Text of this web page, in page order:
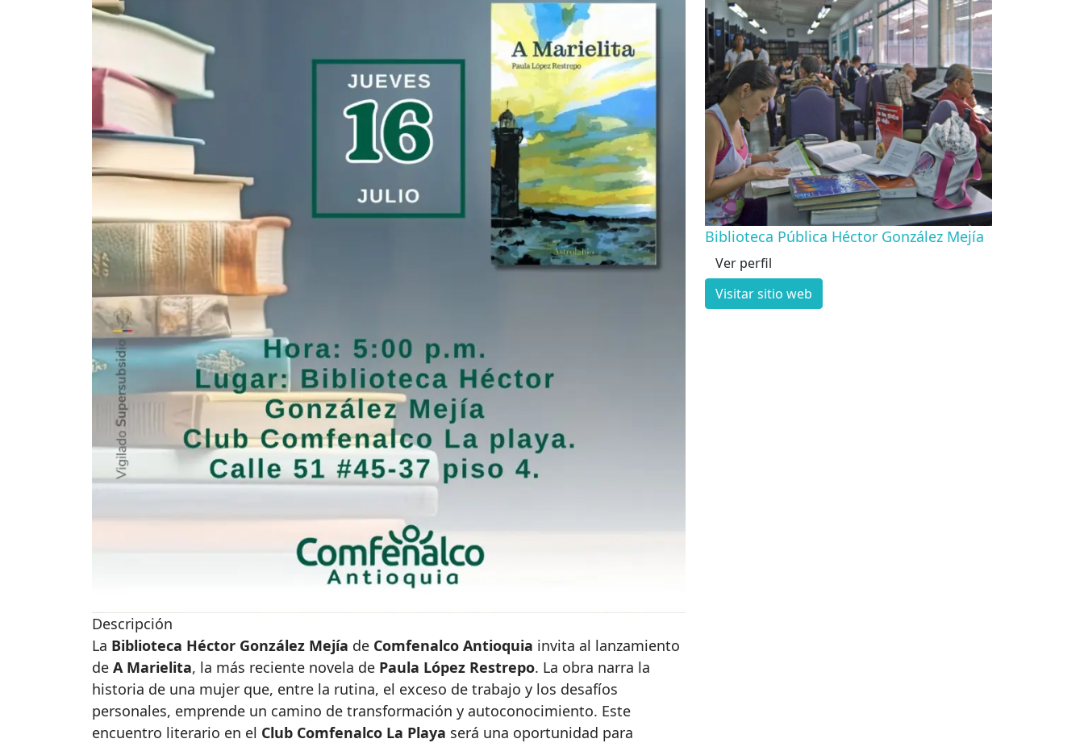
Descripción
La Biblioteca Héctor González Mejía de Comfenalco Antioquia invita al lanzamiento
de A Marielita, la más reciente novela de Paula López Restrepo. La obra narra la
historia de una mujer que, entre la rutina, el exceso de trabajo y los desafíos
personales, emprende un camino de transformación y autoconocimiento. Este
encuentro literario en el Club Comfenalco La Playa será una oportunidad para
Biblioteca Pública Héctor González Mejía
Ver perfil
Visitar sitio web